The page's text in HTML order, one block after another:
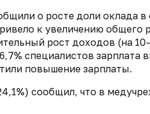
о росте доли оклада
к увеличению
рост доходов (на
специалистов зарплата
повышение зарплаты.
сообщил, что в